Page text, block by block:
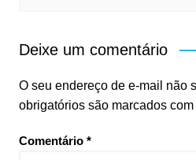
Deixe um comentário
O seu endereço de e-mail não
obrigatórios são marcados com
Comentário *